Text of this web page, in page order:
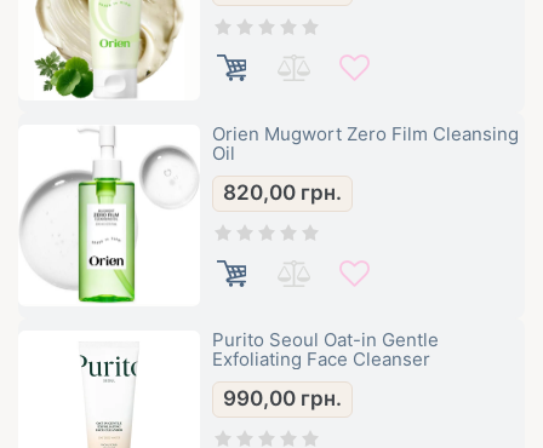
Orien Mugwort Zero Film Cleansing
Oil
820,00 грн.
Purito Seoul Oat-in Gentle
Exfoliating Face Cleanser
990,00 грн.